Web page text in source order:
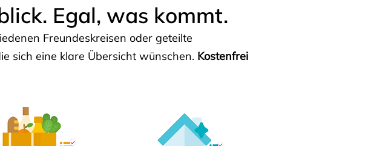
Egal, was kommt.
Freundeskreisen oder geteilte
sich eine klare Übersicht wünschen. Kostenfrei